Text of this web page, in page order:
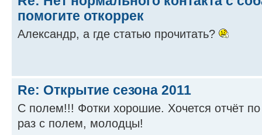
помогите откоррек
Александр, а где статью прочитать?
Re: Открытие сезона 2011
С полем!!! Фотки хорошие. Хочется отчёт
раз с полем, молодцы!